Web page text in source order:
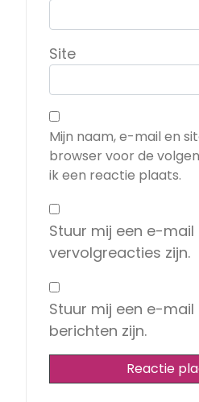
Site
Mijn naam, e-mail en
browser voor de
ik een reactie plaats.
Stuur mij een e-mail
vervolgreacties zijn.
Stuur mij een e-mail
berichten zijn.